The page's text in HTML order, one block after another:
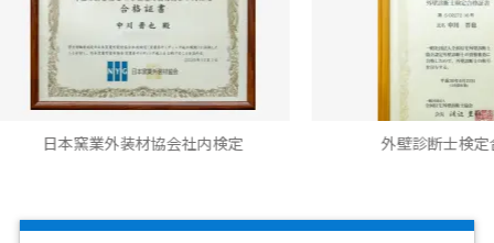
窯業外装材協会社内検定 外壁診断士検定合格書